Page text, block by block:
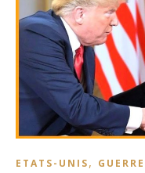
ETATS-UNIS, GUERRE